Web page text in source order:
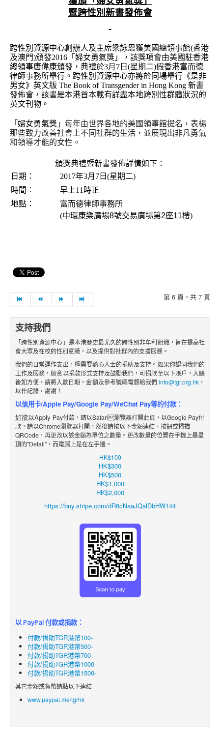
暨跨性別新書發佈會
跨性別資源中心創辦人及主席梁詠恩獲美國總領事館(香港
及澳門)頒發2016「婦女勇氣獎」，該獎項會由美國駐香港
總領事唐偉康頒發，典禮於3月7日(星期二)假香港富而德
律師事務所舉行。跨性別資源中心亦將於同場舉行《是非
男女》 英文版 The Book of Transgender in Hong Kong 新書
發佈會，該書是本港首本載有詳盡本地跨別性群體狀況的
英文刊物。
「婦女勇氣獎」 每年由世界各地的美國領事館提名，表楊
那些致力改善社會上不同社群的生活，並展現出非凡勇氣
和領導才能的女性。
頒獎典禮暨新書發佈詳情如下：
日期：
2017年3月7日(星期二)
時間︰
早上11時正
地點：
富而德律師事務所
(中環康樂廣場8號交易廣場第2座11樓)
第 6 頁，共 7 頁
支持我們
「跨性別資源中心」是本港歷史最尤久的跨性別非牟利組織，旨在提高社
會大眾及在校的性別意識，以及提供對社群內的支援服務。
我們的日常運作支出，極需要熱心人士的捐助及支持。如果你認同我們的
工作及服務，願意以捐款形式支持及鼓勵我們，可捐款至以下賬戶，入賬
後如方便，請將入數日期，金額及參考號碼電郵給我們info@tgr.org.hk，
以作紀錄，謝謝！
以信用卡/Apple Pay/Google Pay/WeChat Pay等的付款：
如欲以Apply Pay付款，請以Safari瀏覽器打開此頁，以Google Pay付
款，請以Chrome瀏覽器打開，然後請按以下金額連結 、 按鈕或掃描
QRCode，再更改以該金額為單位之數量。更改數量的位置在手機上是最
頂的"Detail"，而電腦上是在左手邊。
HK$100
HK$300
HK$500
HK$1,000
HK$2,000
https://buy.stripe.com/dR6cNaaJQalDbHW144
以 PayPal 付款或捐款：
付款/捐助TGR港幣100-
付款/捐助TGR港幣500-
付款/捐助TGR港幣700-
付款/捐助TGR港幣1000-
付款/捐助TGR港幣1500-
其它金額或貨幣請點以下連結
www.paypal.me/tgrhk